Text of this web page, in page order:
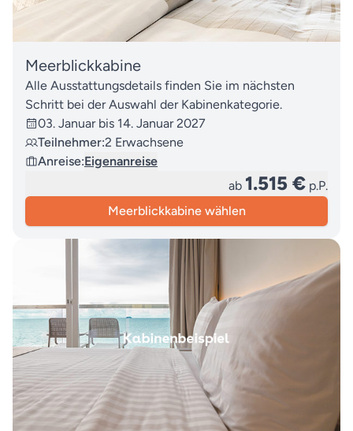
Meerblickkabine
Alle Ausstattungsdetails finden Sie im nächsten
Schritt bei der Auswahl der Kabinenkategorie.
03. Januar bis 14. Januar 2027
Teilnehmer:2 Erwachsene
Anreise:Eigenanreise
ab 1.515 € p.P.
Meerblickkabine wählen